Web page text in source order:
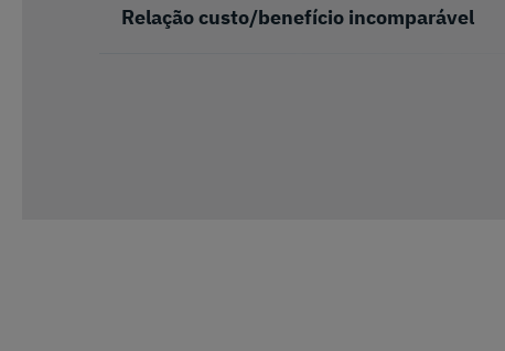
Relação custo/benefício incomparável